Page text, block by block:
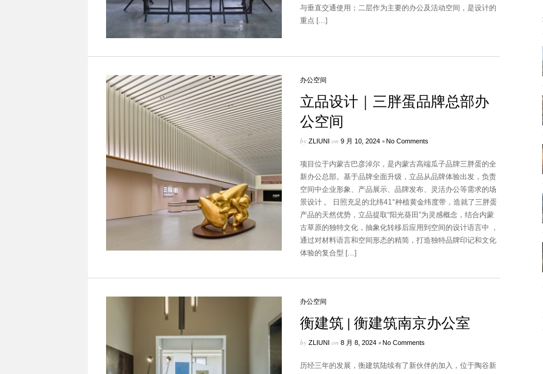
与垂直交通使用；二层作为主要的办公及活动空间，是设计的
重点 […]
办公空间
立品设计｜三胖蛋品牌总部办
公空间
by ZLIUNI on 9 月 10, 2024 •No Comments
项目位于内蒙古巴彦淖尔，是内蒙古高端瓜子品牌三胖蛋的全
新办公总部。基于品牌全面升级，立品从品牌体验出发，负责
空间中企业形象、产品展示、品牌发布、灵活办公等需求的场
景设计 。 日照充足的北纬41°种植黄金纬度带，造就了三胖蛋
产品的天然优势，立品提取“阳光葵田”为灵感概念，结合内蒙
古草原的独特文化，抽象化转移后应用到空间的设计语言中 ，
通过对材料语言和空间形态的精简，打造独特品牌印记和文化
体验的复合型 […]
办公空间
衡建筑 | 衡建筑南京办公室
by ZLIUNI on 8 月 8, 2024 •No Comments
历经三年的发展，衡建筑陆续有了新伙伴的加入，位于陶谷新